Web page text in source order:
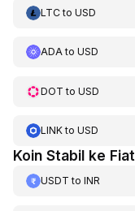
LTCto USD
ADAto USD
DOT to USD
LINKto USD
Koin Stabil ke Fiat
USDT to INR